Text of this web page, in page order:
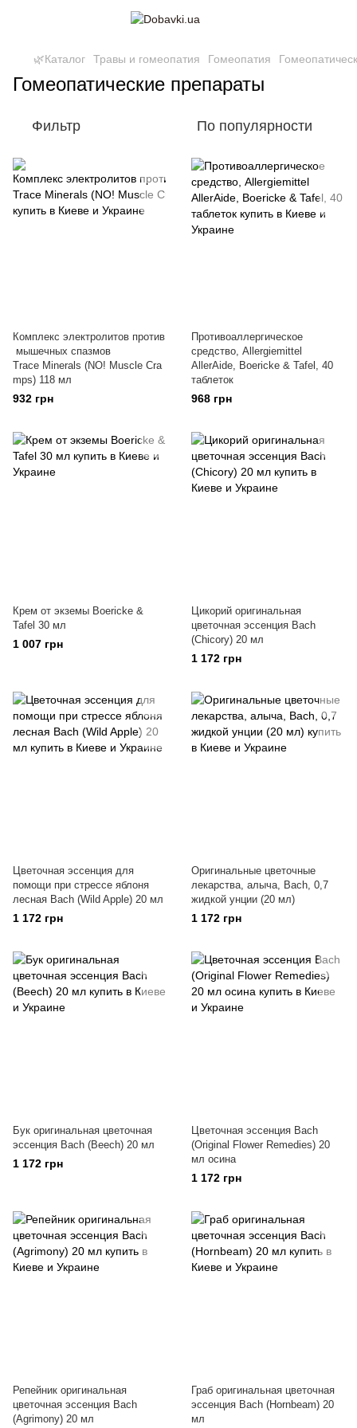
🌿Каталог Травы и гомеопатия Гомеопатия
Гомеопатические препараты
Фильтр По популярности
Комплекс электролитов против
мышечных спазмов
Trace Minerals (NO! Muscle Cra
mps) 118 мл
932 грн
Противоаллергическое
средство, Allergiemittel
AllerAide, Boericke & Tafel, 40
таблеток
968 грн
Крем от экземы Boericke &
Tafel 30 мл
1 007 грн
Цикорий оригинальная
цветочная эссенция Bach
(Chicory) 20 мл
1 172 грн
Цветочная эссенция для
помощи при стрессе яблоня
лесная Bach (Wild Apple) 20 мл
1 172 грн
Оригинальные цветочные
лекарства, алыча, Bach, 0,7
жидкой унции (20 мл)
1 172 грн
Бук оригинальная цветочная
эссенция Bach (Beech) 20 мл
1 172 грн
Цветочная эссенция Bach
(Original Flower Remedies) 20
мл осина
1 172 грн
Репейник оригинальная
цветочная эссенция Bach
(Agrimony) 20 мл
Граб оригинальная цветочная
эссенция Bach (Hornbeam) 20
мл